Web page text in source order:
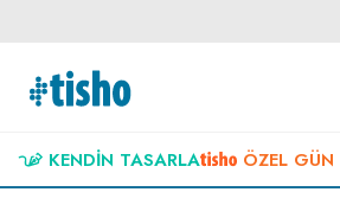
KENDIN TASARLA ÖZEL GÜN